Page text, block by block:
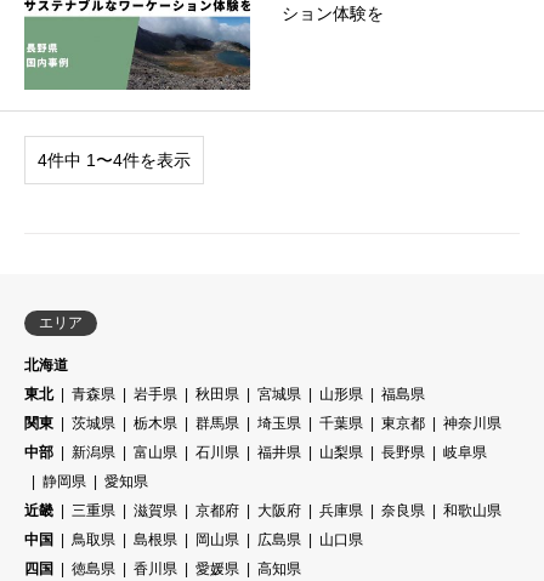
ション体験を
4件中 1〜4件を表示
エリア
北海道
東北
青森県 岩手県 秋田県 宮城県 山形県
福島県
関東
茨城県 栃木県 群馬県 埼玉県 千葉県 東京都
神奈川県
中部
新潟県 富山県 石川県 福井県 山梨県 長野県
岐阜県
静岡県
愛知県
近畿
三重県 滋賀県 京都府 大阪府 兵庫県 奈良県
和歌山県
中国
鳥取県 島根県 岡山県 広島県
山口県
四国
徳島県 香川県 愛媛県
高知県